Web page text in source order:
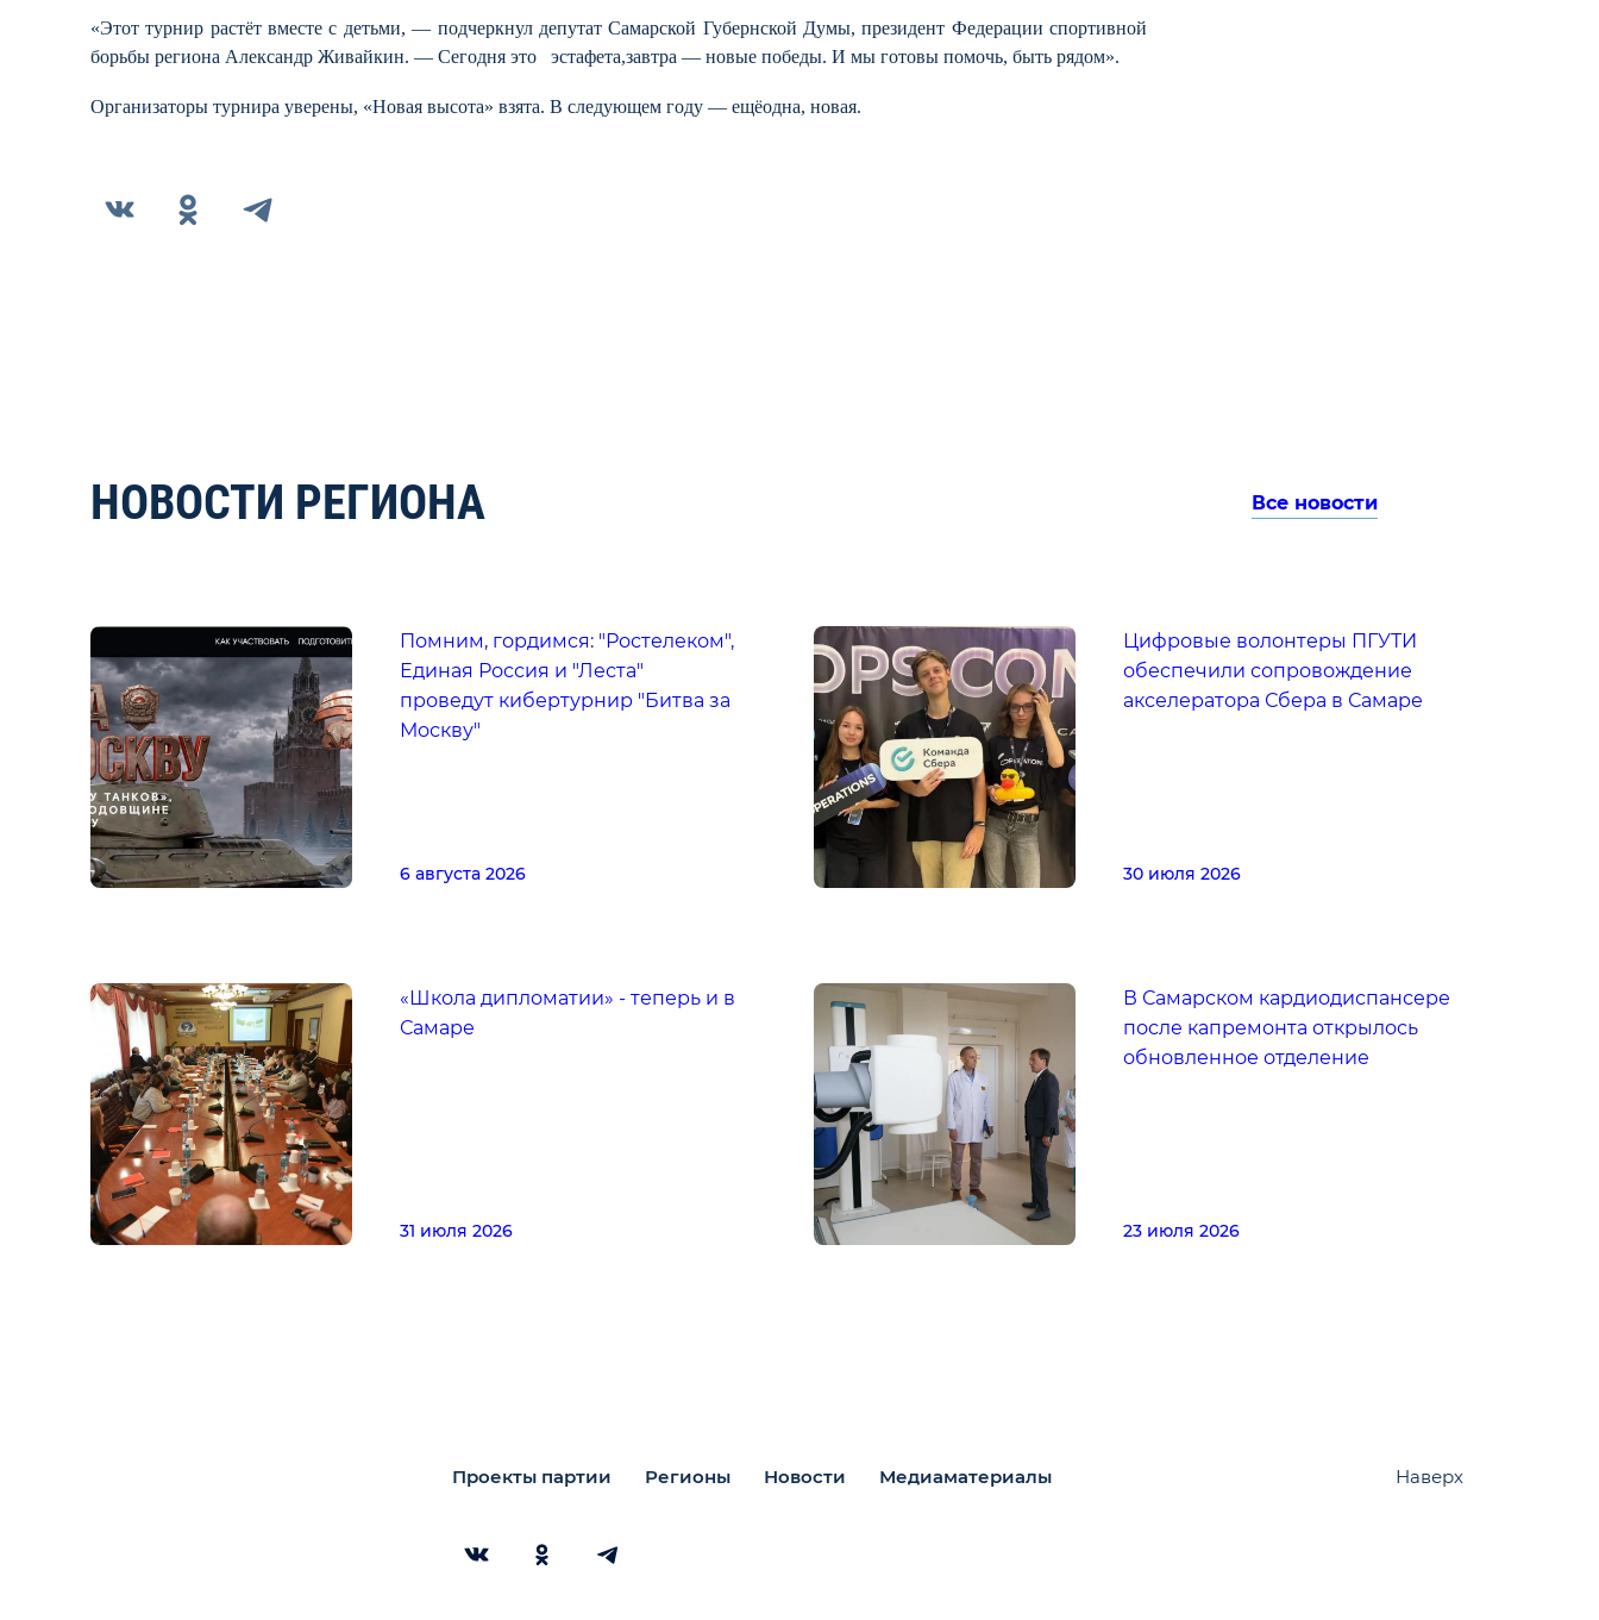
«Этот турнир растёт вместе с детьми, — подчеркнул депутат Самарской Губернской Думы, президент Федерации спортивной
борьбы региона Александр Живайкин. — Сегодня это эстафета,завтра — новые победы. И мы готовы помочь, быть рядом».
Организаторы турнира уверены, «Новая высота» взята. В следующем году — ещёодна, новая.
НОВОСТИ РЕГИОНА Все новости
Помним, гордимся: "Ростелеком",
Единая Россия и "Леста"
проведут кибертурнир "Битва за
Москву"
6 августа 2026
«Школа дипломатии» - теперь и в
Самаре
31 июля 2026
Цифровые волонтеры ПГУТИ
обеспечили сопровождение
акселератора Сбера в Самаре
30 июля 2026
В Самарском кардиодиспансере
после капремонта открылось
обновленное отделение
23 июля 2026
Проекты партии Регионы Новости Медиаматериалы Наверх